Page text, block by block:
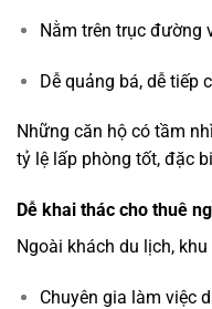
Nằm trên trục đường
Dễ quảng bá, dễ tiếp
Những căn hộ có tầm
tỷ lệ lấp phòng tốt, đặc
Dễ khai thác cho thuê
Ngoài khách du lịch,
Chuyên gia làm việc